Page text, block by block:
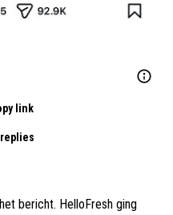
link
replies
bericht. HelloFresh ging